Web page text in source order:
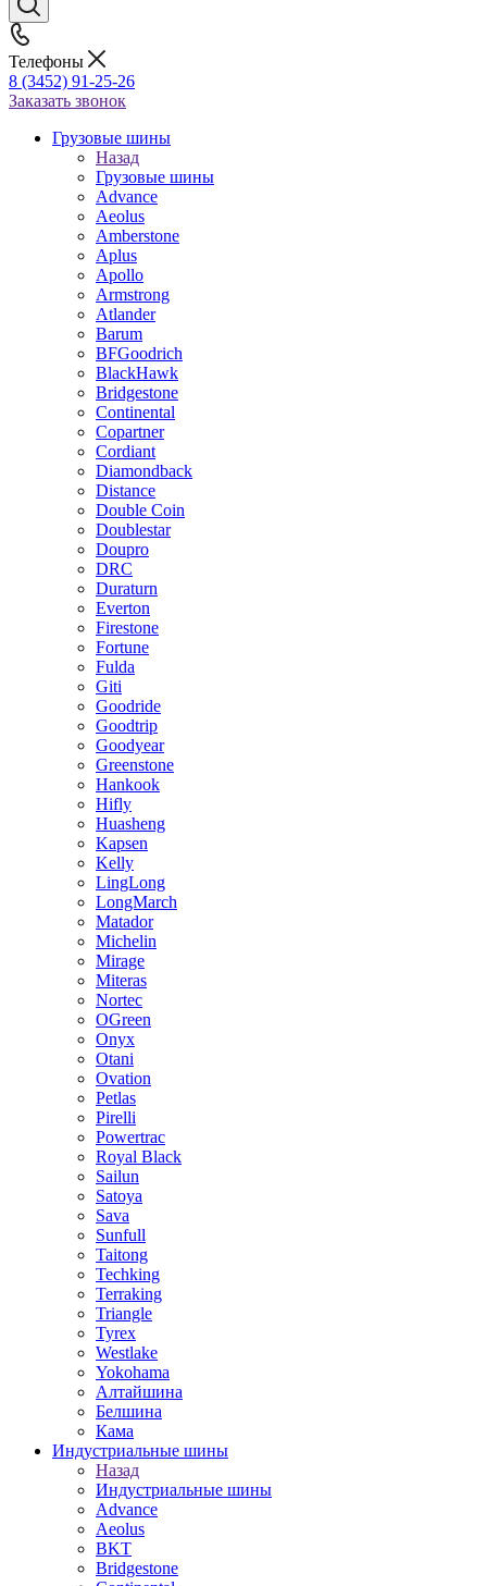
Телефоны
8 (3452) 91-25-26
Заказать звонок
Грузовые шины
Назад
Грузовые шины
Advance
Aeolus
Amberstone
Aplus
Apollo
Armstrong
Atlander
Barum
BFGoodrich
BlackHawk
Bridgestone
Continental
Copartner
Cordiant
Diamondback
Distance
Double Coin
Doublestar
Doupro
DRC
Duraturn
Everton
Firestone
Fortune
Fulda
Giti
Goodride
Goodtrip
Goodyear
Greenstone
Hankook
Hifly
Huasheng
Kapsen
Kelly
LingLong
LongMarch
Matador
Michelin
Mirage
Miteras
Nortec
OGreen
Onyx
Otani
Ovation
Petlas
Pirelli
Powertrac
Royal Black
Sailun
Satoya
Sava
Sunfull
Taitong
Techking
Terraking
Triangle
Tyrex
Westlake
Yokohama
Алтайшина
Белшина
Кама
Индустриальные шины
Назад
Индустриальные шины
Advance
Aeolus
BKT
Bridgestone